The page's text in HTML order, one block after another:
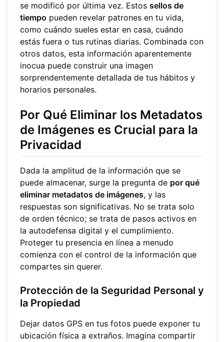
se modificó por última vez. Estos sellos de
tiempo pueden revelar patrones en tu vida,
como cuándo sueles estar en casa, cuándo
estás fuera o tus rutinas diarias. Combinada con
otros datos, esta información aparentemente
inocua puede construir una imagen
sorprendentemente detallada de tus hábitos y
horarios personales.
Por Qué Eliminar los Metadatos
de Imágenes es Crucial para la
Privacidad
Dada la amplitud de la información que se
puede almacenar, surge la pregunta de por qué
eliminar metadatos de imágenes, y las
respuestas son significativas. No se trata solo
de orden técnico; se trata de pasos activos en
la autodefensa digital y el cumplimiento.
Proteger tu presencia en línea a menudo
comienza con el control de la información que
compartes sin querer.
Protección de la Seguridad Personal y
la Propiedad
Dejar datos GPS en tus fotos puede exponer tu
ubicación física a extraños. Imagina compartir